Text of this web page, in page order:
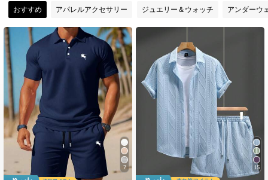
4.88 104K フォロワー
104K フォロワー
104K フォロワー
おすすめ アパレルアクセサリー ジュエリー＆ウォッチ アンダーウ
7 15